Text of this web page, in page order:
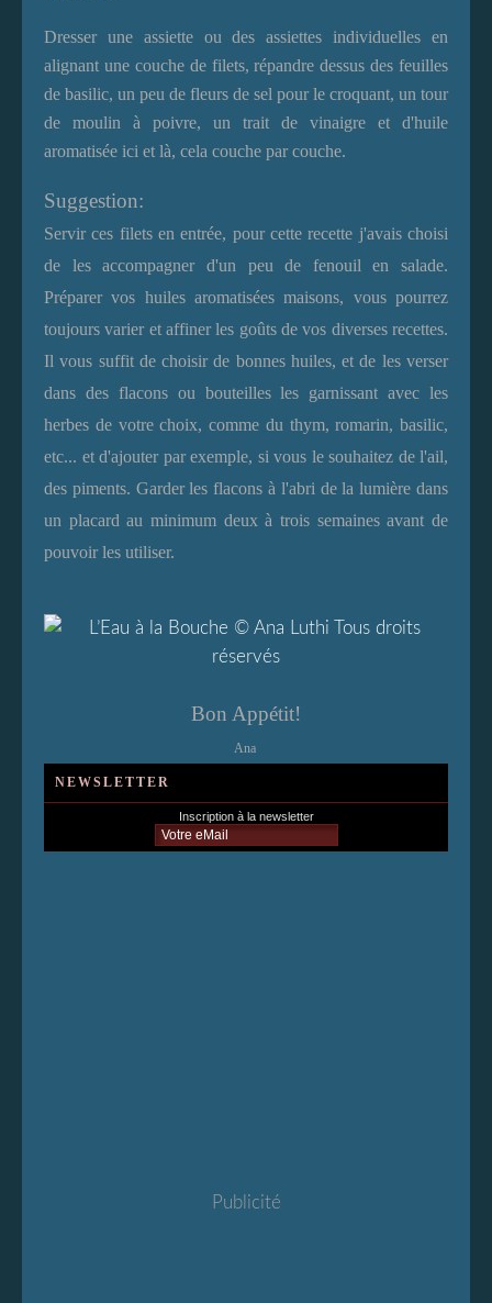
Dresser une assiette ou des assiettes individuelles en
alignant une couche de filets, répandre dessus des feuilles
de basilic, un peu de fleurs de sel pour le croquant, un tour
de moulin à poivre, un trait de vinaigre et d'huile
aromatisée ici et là, cela couche par couche.
Suggestion:
Servir ces filets en entrée, pour cette recette j'avais choisi
de les accompagner d'un peu de fenouil en salade.
Préparer vos huiles aromatisées maisons, vous pourrez
toujours varier et affiner les goûts de vos diverses recettes.
Il vous suffit de choisir de bonnes huiles, et de les verser
dans des flacons ou bouteilles les garnissant avec les
herbes de votre choix, comme du thym, romarin, basilic,
etc... et d'ajouter par exemple, si vous le souhaitez de l'ail,
des piments. Garder les flacons à l'abri de la lumière dans
un placard au minimum deux à trois semaines avant de
pouvoir les utiliser.
Bon Appétit!
Ana
NEWSLETTER
Inscription à la newsletter
Publicité